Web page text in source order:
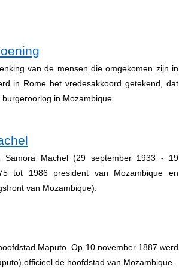
van de mensen die omgekomen zijn in
in Rome het vredesakkoord getekend, dat
in Mozambique.
Samora Machel (29 september 1933 - 19
tot 1986 president van Mozambique en
van Mozambique).
Maputo. Op 10 november 1887 werd
officieel de hoofdstad van Mozambique.